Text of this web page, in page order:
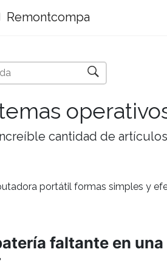
Remontcompa
cantidad de
portátil formas simples y
faltante en